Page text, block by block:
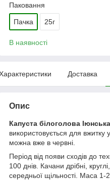
Паковання
Пачка 25г
В наявності
Доставка
Опис
Капуста білоголова
використовується для вжитку
можна вже в червні.
Період від появи сходів до
100 днів. Качани дрібні,
середньої щільності. Маса 1-